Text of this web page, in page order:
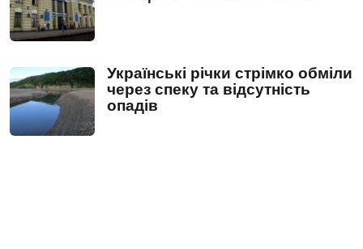
Українські річки стрімко обміли
через спеку та відсутність
опадів